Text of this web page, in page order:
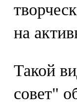
на
Такой
совет"